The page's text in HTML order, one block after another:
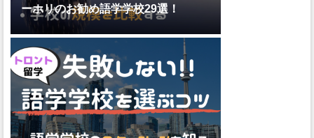
ーホリのお勧め語学学校29選！